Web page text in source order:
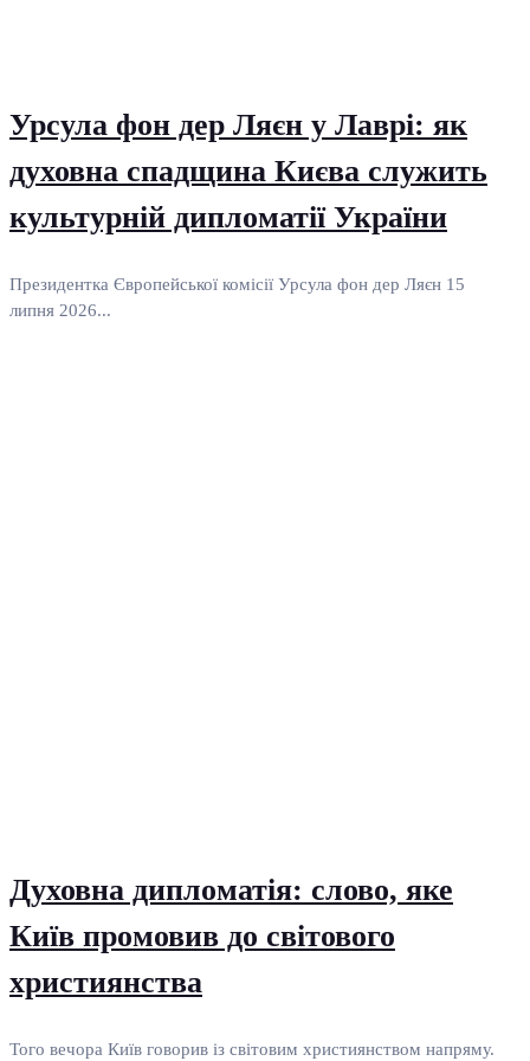
Урсула фон дер Ляєн у Лаврі: як
духовна спадщина Києва служить
культурній дипломатії України
Президентка Європейської комісії Урсула фон дер Ляєн 15
липня 2026...
Духовна дипломатія: слово, яке
Київ промовив до світового
християнства
Того вечора Київ говорив із світовим християнством напряму.